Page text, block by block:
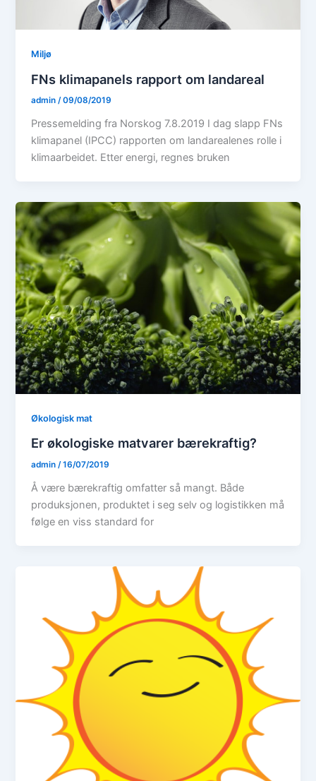
Miljø
FNs klimapanels rapport om landareal
admin/09/08/2019
Pressemelding fra Norskog 7.8.2019 I dag slapp FNs
klimapanel (IPCC) rapporten om landarealenes rolle i
klimaarbeidet. Etter energi, regnes bruken
Økologisk mat
Er økologiske matvarer bærekraftig?
admin/16/07/2019
Å være bærekraftig omfatter så mangt. Både
produksjonen, produktet i seg selv og logistikken må
følge en viss standard for